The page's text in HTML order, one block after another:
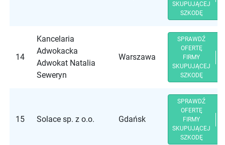
SKUPUJĄCEJ
SZKODĘ
14
Kancelaria
Adwokacka
Adwokat Natalia
Seweryn
Warszawa
SPRAWDŹ
OFERTĘ
FIRMY
SKUPUJĄCEJ
SZKODĘ
15 Solace sp. z o.o. Gdańsk
SPRAWDŹ
OFERTĘ
FIRMY
SKUPUJĄCEJ
SZKODĘ